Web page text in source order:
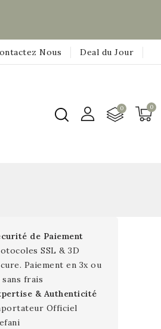
Nous Deal du Jour
de Paiement
SSL & 3D
Paiement en 3x ou
sans frais
& Authenticité
Officiel